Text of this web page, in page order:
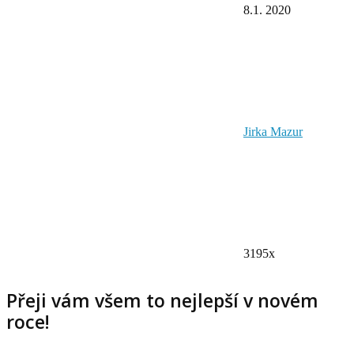
8.1. 2020
Jirka Mazur
3195x
Přeji vám všem to nejlepší v novém
roce!